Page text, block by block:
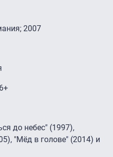
2007
до небес" (1997),
"Мёд в голове" (2014) и